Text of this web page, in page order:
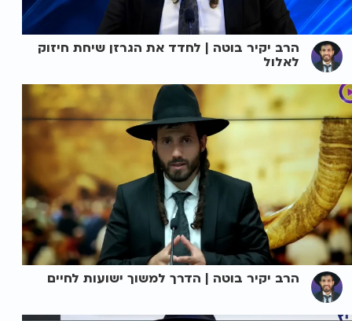
הרב יקיר בוטה | לחדד את הגרזן שיחת חיזוק
לאלול
הרב יקיר בוטה | הדרך למשוך ישועות לחיים